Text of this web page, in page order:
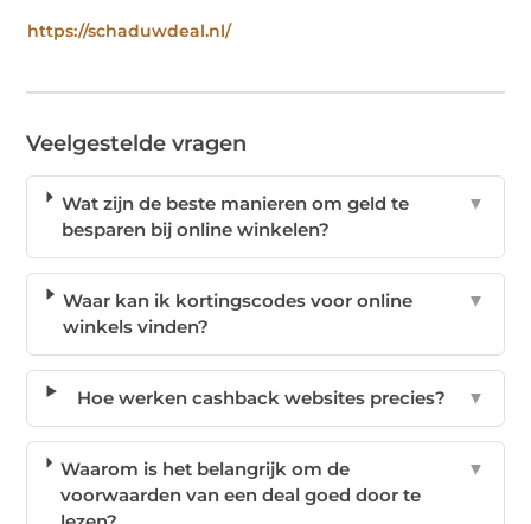
https://schaduwdeal.nl/
Veelgestelde vragen
Wat zijn de beste manieren om geld te
besparen bij online winkelen?
▼
Waar kan ik kortingscodes voor online
winkels vinden?
▼
Hoe werken cashback websites precies? ▼
Waarom is het belangrijk om de
voorwaarden van een deal goed door te
▼